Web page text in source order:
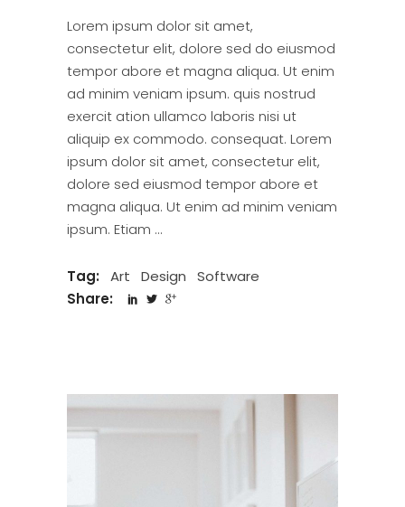
Lorem ipsum dolor sit amet,
consectetur elit, dolore sed do eiusmod
tempor abore et magna aliqua. Ut enim
ad minim veniam ipsum. quis nostrud
exercit ation ullamco laboris nisi ut
aliquip ex commodo. consequat. Lorem
ipsum dolor sit amet, consectetur elit,
dolore sed eiusmod tempor abore et
magna aliqua. Ut enim ad minim veniam
ipsum. Etiam
Tag: Art Design
Software
Share: